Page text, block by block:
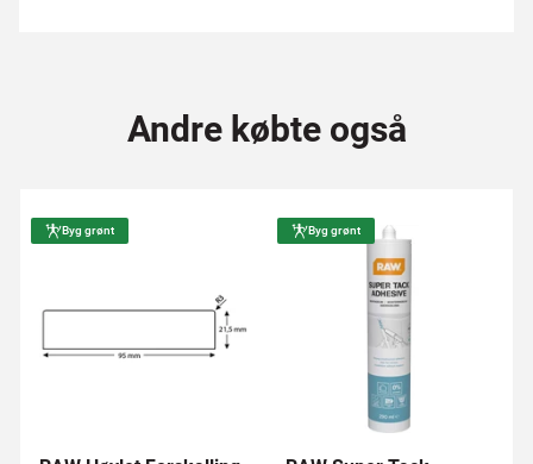
Andre købte også
Byg grønt Byg grønt